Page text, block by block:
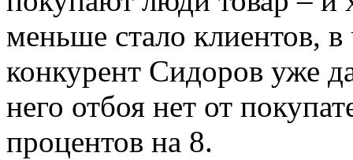
меньше стало клиентов,
конкурент Сидоров уже
него отбоя нет от
процентов на 8.